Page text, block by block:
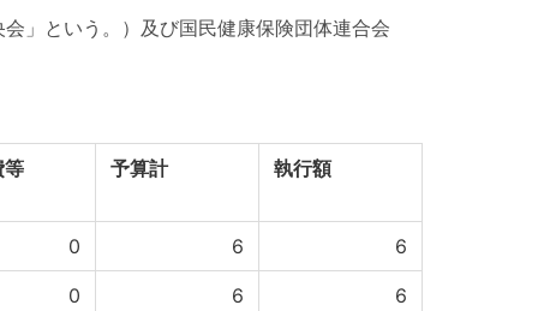
」という。）及び国民健康保険団体連合会
等 予算計 執行額
0 6 6
0 6 6